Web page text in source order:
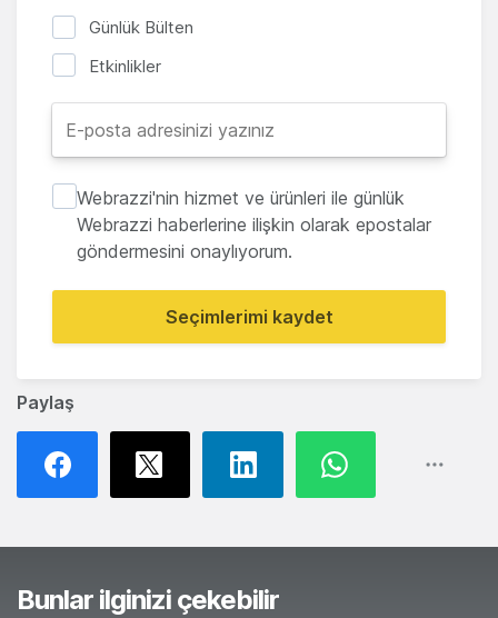
Paylaş
Günlük Bülten
Etkinlikler
Webrazzi'nin hizmet ve ürünleri ile günlük
Webrazzi haberlerine ilişkin olarak epostalar
göndermesini onaylıyorum.
Seçimlerimi kaydet
Bunlar ilginizi çekebilir